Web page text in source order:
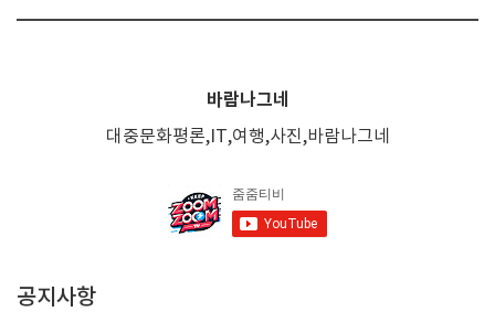
바람나그네
대중문화평론,IT,여행,사진,바람나그네
공지사항